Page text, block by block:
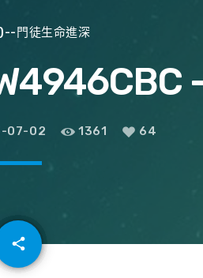
門徒生命進深
07-02 1361 64
share
email